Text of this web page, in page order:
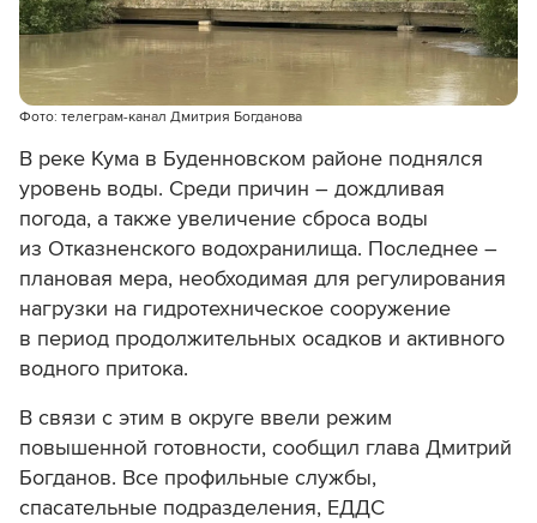
Фото: телеграм-канал Дмитрия Богданова
В реке Кума в Буденновском районе поднялся
уровень воды. Среди причин – дождливая
погода, а также увеличение сброса воды
из Отказненского водохранилища. Последнее –
плановая мера, необходимая для регулирования
нагрузки на гидротехническое сооружение
в период продолжительных осадков и активного
водного притока.
В связи с этим в округе ввели режим
повышенной готовности, сообщил глава Дмитрий
Богданов. Все профильные службы,
спасательные подразделения, ЕДДС